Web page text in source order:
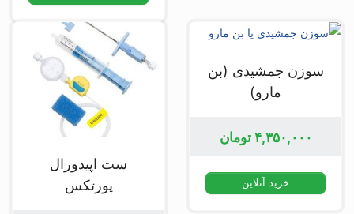
سوزن جمشیدی (بن
مارو)
۴,۳۵۰,۰۰۰ تومان
خرید آنلاین
ست اپیدورال
پورتکس